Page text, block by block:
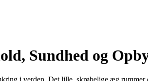
Sundhed og
i verden. Det lille, skrøbelige æg